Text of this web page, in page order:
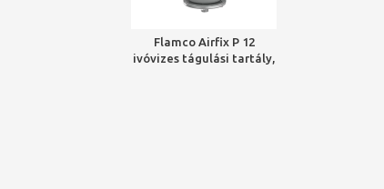
Flamco Airfix P 12
ivóvizes tágulási tartály,